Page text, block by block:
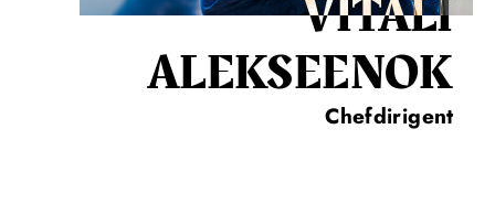
VITALI
ALEKSEENOK
Chefdirigent